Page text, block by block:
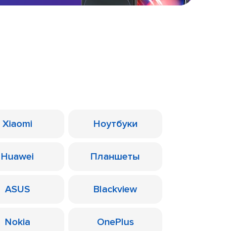
Xiaomi Ноутбуки
Huawei Планшеты
ASUS Blackview
Nokia OnePlus